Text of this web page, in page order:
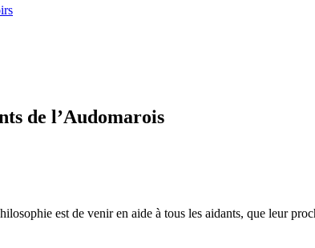
de l’Audomarois
est de venir en aide à tous les aidants, que leur